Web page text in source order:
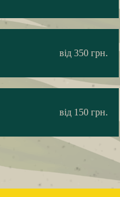
від 350 грн.
від 150 грн.